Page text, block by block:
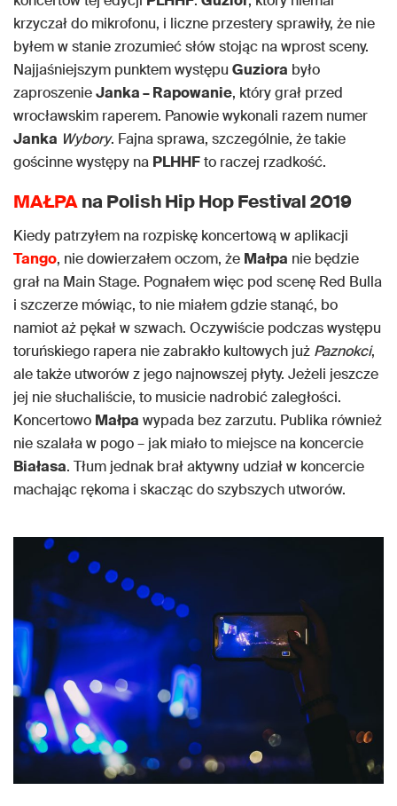
krzyczał do mikrofonu, i liczne przestery sprawiły, że nie
byłem w stanie zrozumieć słów stojąc na wprost sceny.
Najjaśniejszym punktem występu Guziora było
zaproszenieJanka – Rapowanie, który grał przed
wrocławskim raperem. Panowie wykonali razem numer
Janka Wybory. Fajna sprawa, szczególnie, że takie
gościnne występy na PLHHFto raczej rzadkość.
MAŁPAna Polish Hip Hop Festival 2019
Kiedy patrzyłem na rozpiskę koncertową w aplikacji
Tango, nie dowierzałem oczom, że Małpa nie będzie
grał na Main Stage. Pognałem więc pod scenę Red Bulla
i szczerze mówiąc, to nie miałem gdzie stanąć, bo
namiot aż pękał w szwach. Oczywiście podczas występu
toruńskiego rapera nie zabrakło kultowych już Paznokci,
ale także utworów z jego najnowszej płyty. Jeżeli jeszcze
jej nie słuchaliście, to musicie nadrobić zaległości.
Koncertowo Małpa wypada bez zarzutu. Publika również
nie szalała w pogo – jak miało to miejsce na koncercie
Białasa. Tłum jednak brał aktywny udział w koncercie
machając rękoma i skacząc do szybszych utworów.